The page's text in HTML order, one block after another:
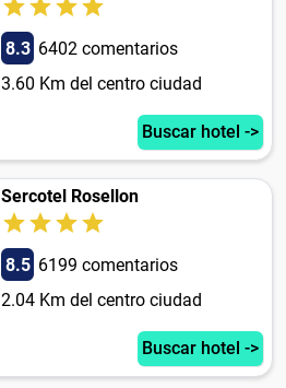
8.3 6402 comentarios
3.60 Km del centro ciudad
Buscar hotel ->
Sercotel Rosellon
8.5 6199 comentarios
2.04 Km del centro ciudad
Buscar hotel ->